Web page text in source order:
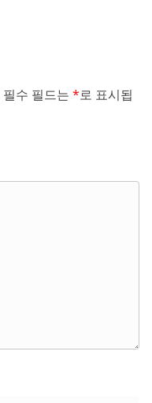
필수 필드는 *로 표시됩